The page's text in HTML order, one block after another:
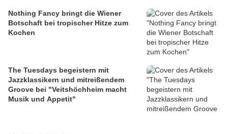
Nothing Fancy bringt die Wiener
Botschaft bei tropischer Hitze zum
Kochen
The Tuesdays begeistern mit
Jazzklassikern und mitreißendem
Groove bei "Veitshöchheim macht
Musik und Appetit"